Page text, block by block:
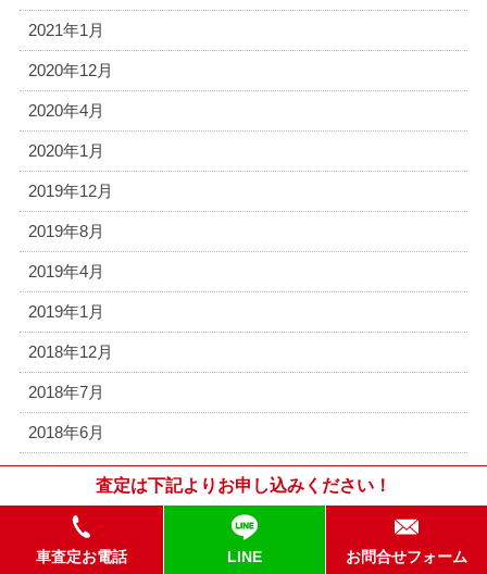
2021年1月
2020年12月
2020年4月
2020年1月
2019年12月
2019年8月
2019年4月
2019年1月
2018年12月
2018年7月
2018年6月
2018年4月
2018年1月
2017年12月
査定は下記よりお申し込みください！
車査定お電話 LINE お問合せフォーム